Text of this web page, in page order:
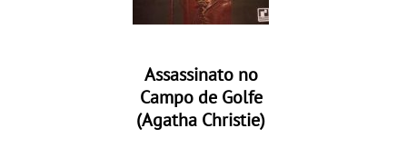
Assassinato no
Campo de Golfe
(Agatha Christie)